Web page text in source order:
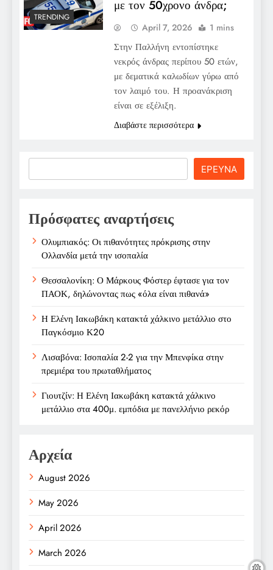
TRENDING
με τον 50χρονο άνδρα;
April 7, 2026 1 mins
Στην Παλλήνη εντοπίστηκε
νεκρός άνδρας περίπου 50 ετών,
με δεματικά καλωδίων γύρω από
τον λαιμό του. Η προανάκριση
είναι σε εξέλιξη.
Διαβάστε περισσότερα
ΕΡΕΥΝΑ
Πρόσφατες αναρτήσεις
Ολυμπιακός: Οι πιθανότητες πρόκρισης στην
Ολλανδία μετά την ισοπαλία
Θεσσαλονίκη: Ο Μάρκους Φόστερ έφτασε για τον
ΠΑΟΚ, δηλώνοντας πως «όλα είναι πιθανά»
Η Ελένη Ιακωβάκη κατακτά χάλκινο μετάλλιο στο
Παγκόσμιο Κ20
Λισαβόνα: Ισοπαλία 2-2 για την Μπενφίκα στην
πρεμιέρα του πρωταθλήματος
Γιουτζίν: Η Ελένη Ιακωβάκη κατακτά χάλκινο
μετάλλιο στα 400μ. εμπόδια με πανελλήνιο ρεκόρ
Αρχεία
August 2026
May 2026
April 2026
March 2026